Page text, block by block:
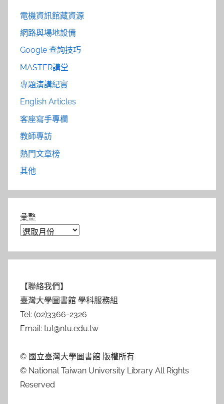
電機資訊館藏資源
網路與場地設備
Google 查詢技巧
MASTER講堂
專題演講紀實
English Articles
客座寫手專欄
教師專訪
熱門文章榜
其他
彙整
【聯絡我們】
臺灣大學圖書館 學科服務組
Tel: (02)3366-2326
Email: tul@ntu.edu.tw
© 國立臺灣大學圖書館 版權所有
© National Taiwan University Library All Rights
Reserved